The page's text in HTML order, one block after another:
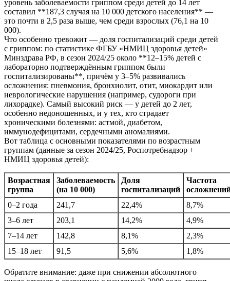
уровень заболеваемости гриппом среди детей до 14 лет
составил **187,3 случая на 10 000 детского населения** —
это почти в 2,5 раза выше, чем среди взрослых (76,1 на 10
000).
Что особенно тревожит — доля госпитализаций среди детей
с гриппом: по статистике ФГБУ «НМИЦ здоровья детей»
Минздрава РФ, в сезон 2024/25 около **12–15% детей с
лабораторно подтверждённым гриппом были
госпитализированы**, причём у 3–5% развивались
осложнения: пневмония, бронхиолит, отит, миокардит или
неврологические нарушения (например, судороги при
лихорадке). Самый высокий риск — у детей до 2 лет,
особенно недоношенных, и у тех, кто страдает
хроническими болезнями: астмой, диабетом,
иммунодефицитами, сердечными аномалиями.
Вот таблица с основными показателями по возрастным
группам (данные за сезон 2024/25, Роспотребнадзор +
НМИЦ здоровья детей):
Возрастная
группа
Заболеваемость
(на 10 000)
Доля
госпитализаций
Частота
0–2 года
241,7 22,4%
8,7%
3–6 лет
203,1 14,2%
4,9%
7–14 лет
142,8 8,1%
2,3%
15–18 лет
91,5 5,6% 1,8%
Обратите внимание: даже при снижении абсолютного